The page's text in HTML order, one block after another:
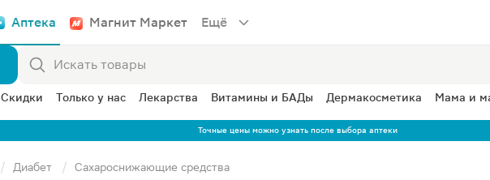
Аптека Магнит Маркет Ещё
Скидки Только у нас Лекарства Витамины и БАДы Дермакосметика Мама и
Точные цены можно узнать после выбора аптеки
Диабет Сахароснижающие средства